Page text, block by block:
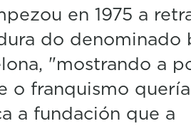
en 1975 a
do denominado
"mostrando a
o franquismo
a fundación que a